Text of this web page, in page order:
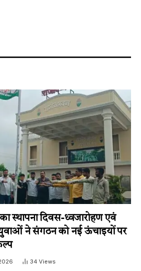
स्थापना दिवस-ध्वजारोहण एवं
ने संगठन को नई ऊंचाइयों पर
34 Views